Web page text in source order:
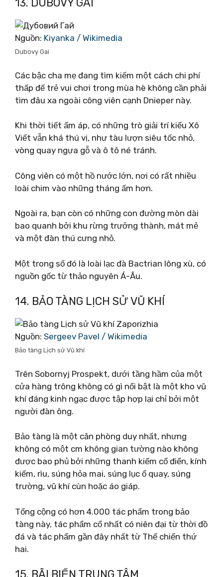
13. DUBOVY GAI
Nguồn: Kiyanka / Wikimedia
Dubovy Gai
Các bậc cha mẹ đang tìm kiếm một cách chi phí
thấp để trẻ vui chơi trong mùa hè không cần phải
tìm đâu xa ngoài công viên cạnh Dnieper này.
Khi thời tiết ấm áp, có những trò giải trí kiểu Xô
Viết vẫn khá thú vị, như tàu lượn siêu tốc nhỏ,
vòng quay ngựa gỗ và ô tô né tránh.
Công viên có một hồ nước lớn, nơi có rất nhiều
loài chim vào những tháng ấm hơn.
Ngoài ra, bạn còn có những con đường mòn dài
bao quanh bởi khu rừng trưởng thành, mát mẻ
và một đàn thú cưng nhỏ.
Một trong số đó là loài lạc đà Bactrian lông xù, có
nguồn gốc từ thảo nguyên Á-Âu.
14. BẢO TÀNG LỊCH SỬ VŨ KHÍ
Nguồn: Sergeev Pavel / Wikimedia
Bảo tàng Lịch sử Vũ khí
Trên Sobornyj Prospekt, dưới tầng hầm của một
cửa hàng trông không có gì nổi bật là một kho vũ
khí đáng kinh ngạc được tập hợp lại chỉ bởi một
người đàn ông.
Bảo tàng là một căn phòng duy nhất, nhưng
không có một cm không gian tường nào không
được bao phủ bởi những thanh kiếm cổ điển, kính
kiếm, rìu, súng hỏa mai, súng lục ổ quay, súng
trường, vũ khí cùn hoặc áo giáp.
Tổng cộng có hơn 4.000 tác phẩm trong bảo
tàng này, tác phẩm cổ nhất có niên đại từ thời đồ
đá và tác phẩm gần đây nhất từ ​​Thế chiến thứ
hai.
15. BÃI BIỂN TRUNG TÂM